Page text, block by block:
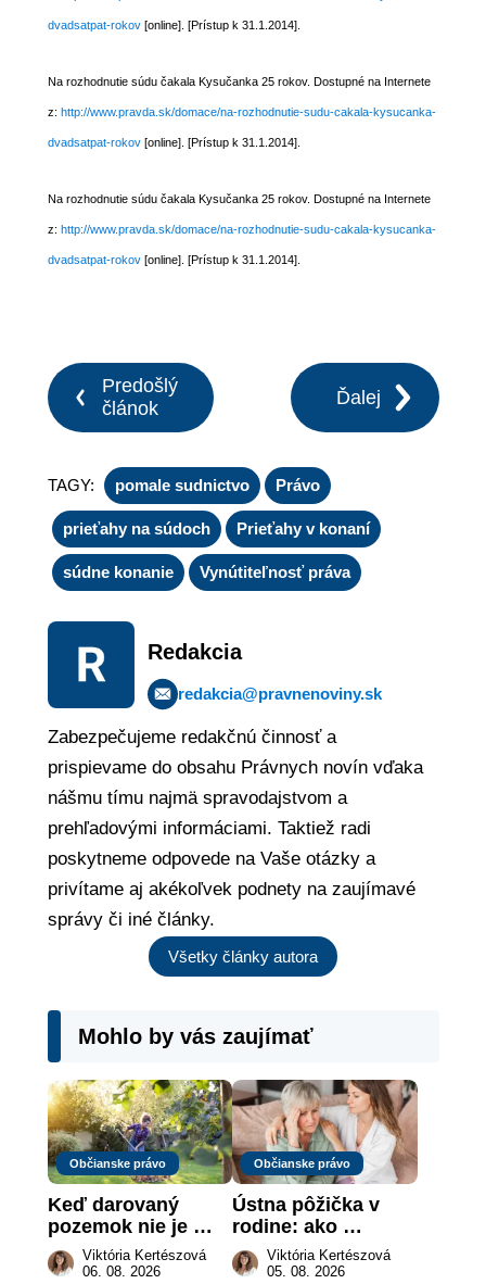
dvadsatpat-rokov[online]. [Prístup k 31.1.2014].
Na rozhodnutie súdu čakala Kysučanka 25 rokov. Dostupné na Internete
z: http://www.pravda.sk/domace/na-rozhodnutie-sudu-cakala-kysucanka-
dvadsatpat-rokov[online]. [Prístup k 31.1.2014].
Na rozhodnutie súdu čakala Kysučanka 25 rokov. Dostupné na Internete
z: http://www.pravda.sk/domace/na-rozhodnutie-sudu-cakala-kysucanka-
dvadsatpat-rokov[online]. [Prístup k 31.1.2014].
Predošlý
článok
Ďalej
TAGY: pomale sudnictvo Právo
prieťahy na súdoch Prieťahy v konaní
súdne konanie Vynútiteľnosť práva
Redakcia
redakcia@pravnenoviny.sk
Zabezpečujeme redakčnú činnosť a
prispievame do obsahu Právnych novín vďaka
nášmu tímu najmä spravodajstvom a
prehľadovými informáciami. Taktiež radi
poskytneme odpovede na Vaše otázky a
privítame aj akékoľvek podnety na zaujímavé
správy či iné články.
Všetky články autora
Mohlo by vás zaujímať
Občianske právo
Keď darovaný
pozemok nie je
„hotová vec“: kedy
môže darca žiadať
Viktória Kertészová
06. 08. 2026
Občianske právo
Ústna pôžička v
rodine: ako
vymôcť peniaze,
keď na papieri nie
Viktória Kertészová
05. 08. 2026